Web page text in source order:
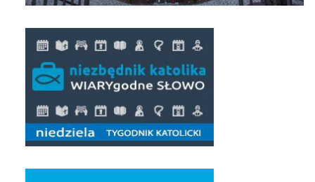
Galerie 2020
Uroczystość Św. Jakuba Apostoła 2020
Wizytacja Kanoniczna 21.06.2020
Boże Ciało 2020